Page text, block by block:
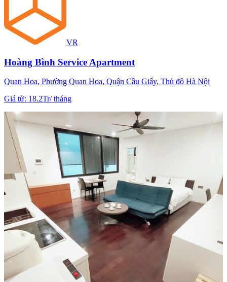
VR
Hoàng Bình Service Apartment
Quan Hoa, Phường Quan Hoa, Quận Cầu Giấy, Thủ đô Hà Nội
Giá từ: 18.2Tr/tháng